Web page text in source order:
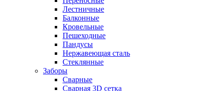
Лестничные
Балконные
Кровельные
Пешеходные
Пандусы
Нержавеющая сталь
Стеклянные
Заборы
Сварные
Сварная 3D сетка